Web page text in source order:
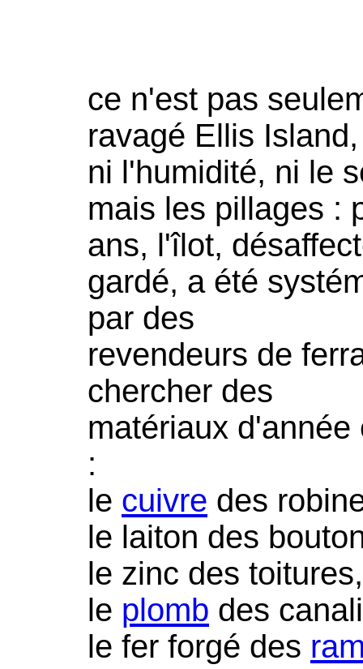
ce n'est pas
ravagé Ellis Island,
ni l'humidité, ni le
mais les pillages :
ans, l'îlot,
gardé, a été
par des
revendeurs de
chercher des
matériaux
:
le cuivre des
le laiton des
le zinc des toitures,
le plomb des
le fer forgé des